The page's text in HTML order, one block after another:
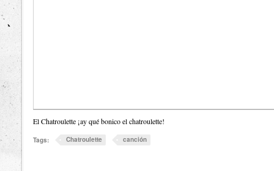
El Chatroulette ¡ay qué bonico el chatroulette!
Tags: Chatroulette canción